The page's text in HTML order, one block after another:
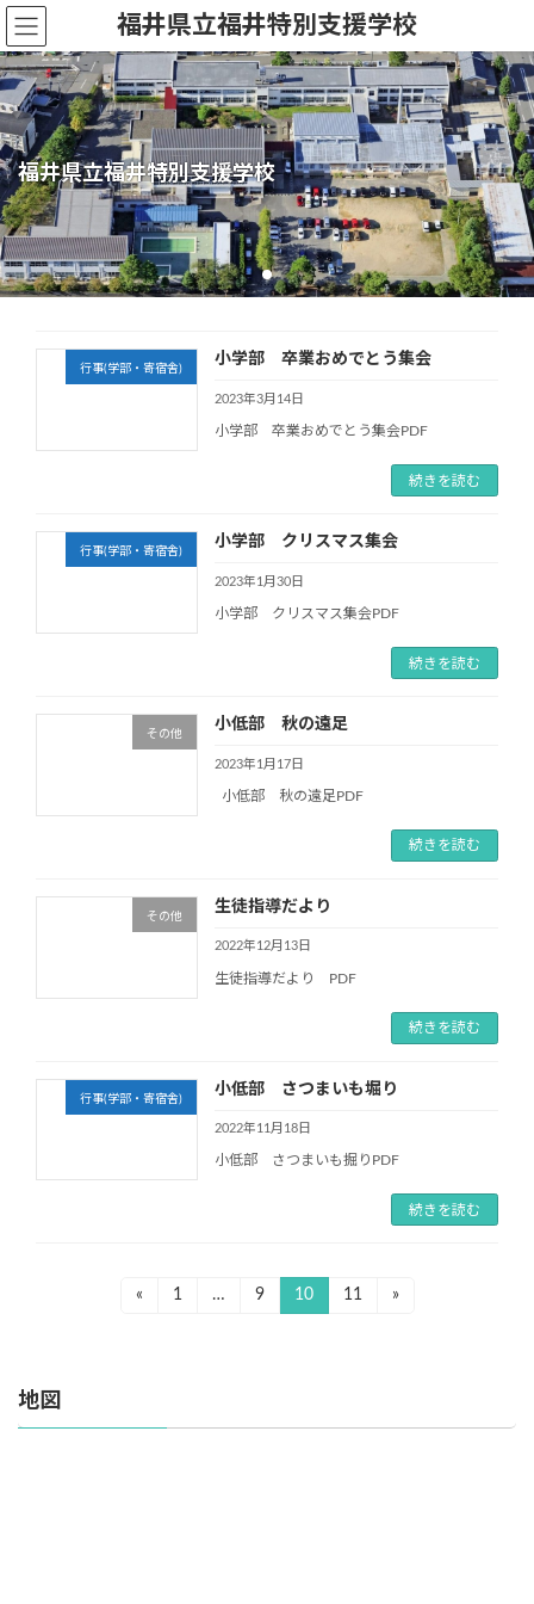
コ
ン
テ
ン
ツ
へ
ス
キ
ッ
プ
ナ
ビ
ゲ
ー
シ
ョ
ン
に
移
動
福井県立福井特別支援学校
福井県立福井特別支援学校
福井県立福井特別支援学校
福井県立福井特別支援学校
福井県立福井特別支援学校
福井県立福井特別支援学校
行事(学部・寄宿舎)
小学部 卒業おめでとう集会
2023年3月14日
小学部 卒業おめでとう集会PDF
続きを読む
行事(学部・寄宿舎)
小学部 クリスマス集会
2023年1月30日
小学部 クリスマス集会PDF
続きを読む
その他
小低部 秋の遠足
2023年1月17日
小低部 秋の遠足PDF
続きを読む
その他
生徒指導だより
2022年12月13日
生徒指導だより PDF
続きを読む
行事(学部・寄宿舎)
小低部 さつまいも堀り
2022年11月18日
小低部 さつまいも掘りPDF
続きを読む
ビ
«
固
1 …
固
9
固
10
固
11 »
地図